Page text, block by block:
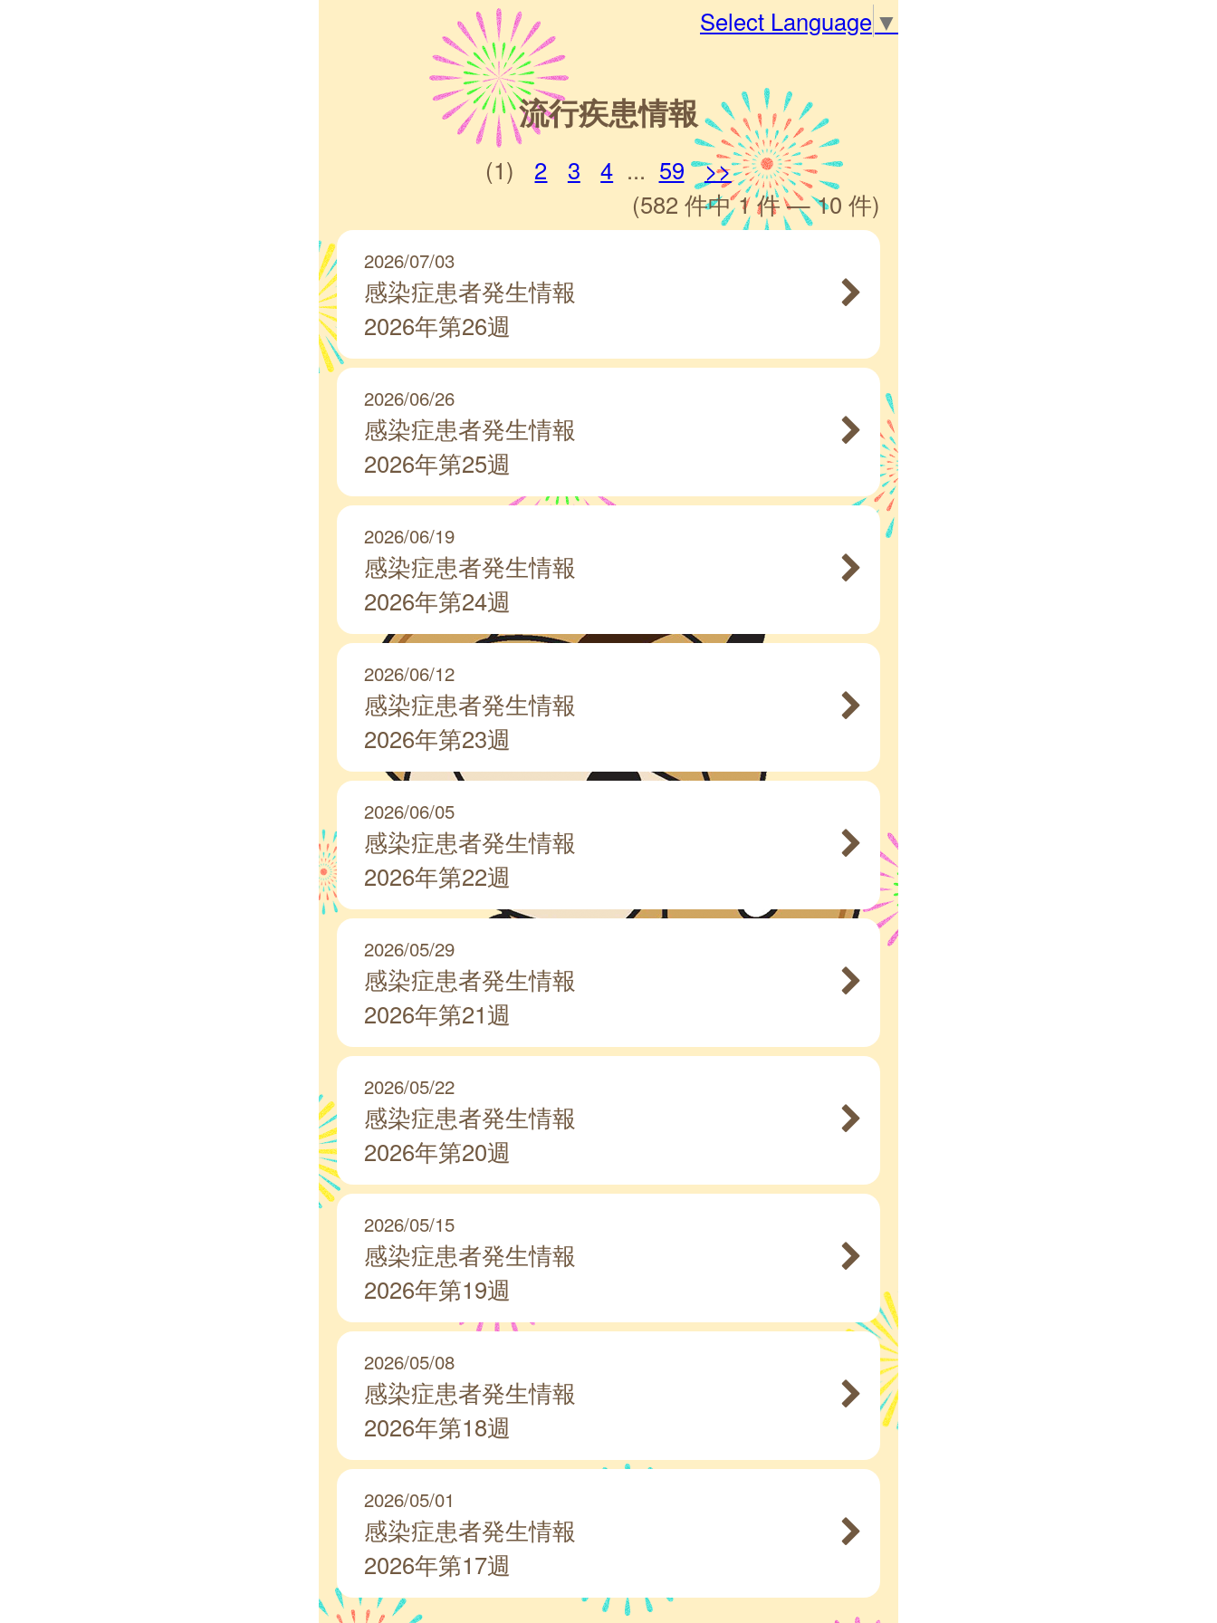
Select Language ▼
流行疾患情報
(1) 2 3 4 ... 59
>>
(582 件中 1 件 — 10 件)
2026/07/03
感染症患者発生情報
2026年第26週
2026/06/26
感染症患者発生情報
2026年第25週
2026/06/19
感染症患者発生情報
2026年第24週
2026/06/12
感染症患者発生情報
2026年第23週
2026/06/05
感染症患者発生情報
2026年第22週
2026/05/29
感染症患者発生情報
2026年第21週
2026/05/22
感染症患者発生情報
2026年第20週
2026/05/15
感染症患者発生情報
2026年第19週
2026/05/08
感染症患者発生情報
2026年第18週
2026/05/01
感染症患者発生情報
2026年第17週